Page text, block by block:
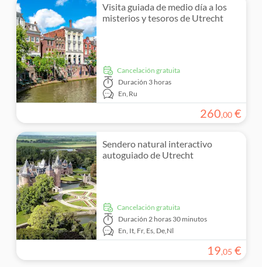
Visita guiada de medio día a los
misterios y tesoros de Utrecht
cancelación gratuita
Duración 3 horas
En,Ru
260,00 €
Sendero natural interactivo
autoguiado de Utrecht
cancelación gratuita
Duración 2 horas 30 minutos
En, It, Fr, Es, De,Nl
19,05 €